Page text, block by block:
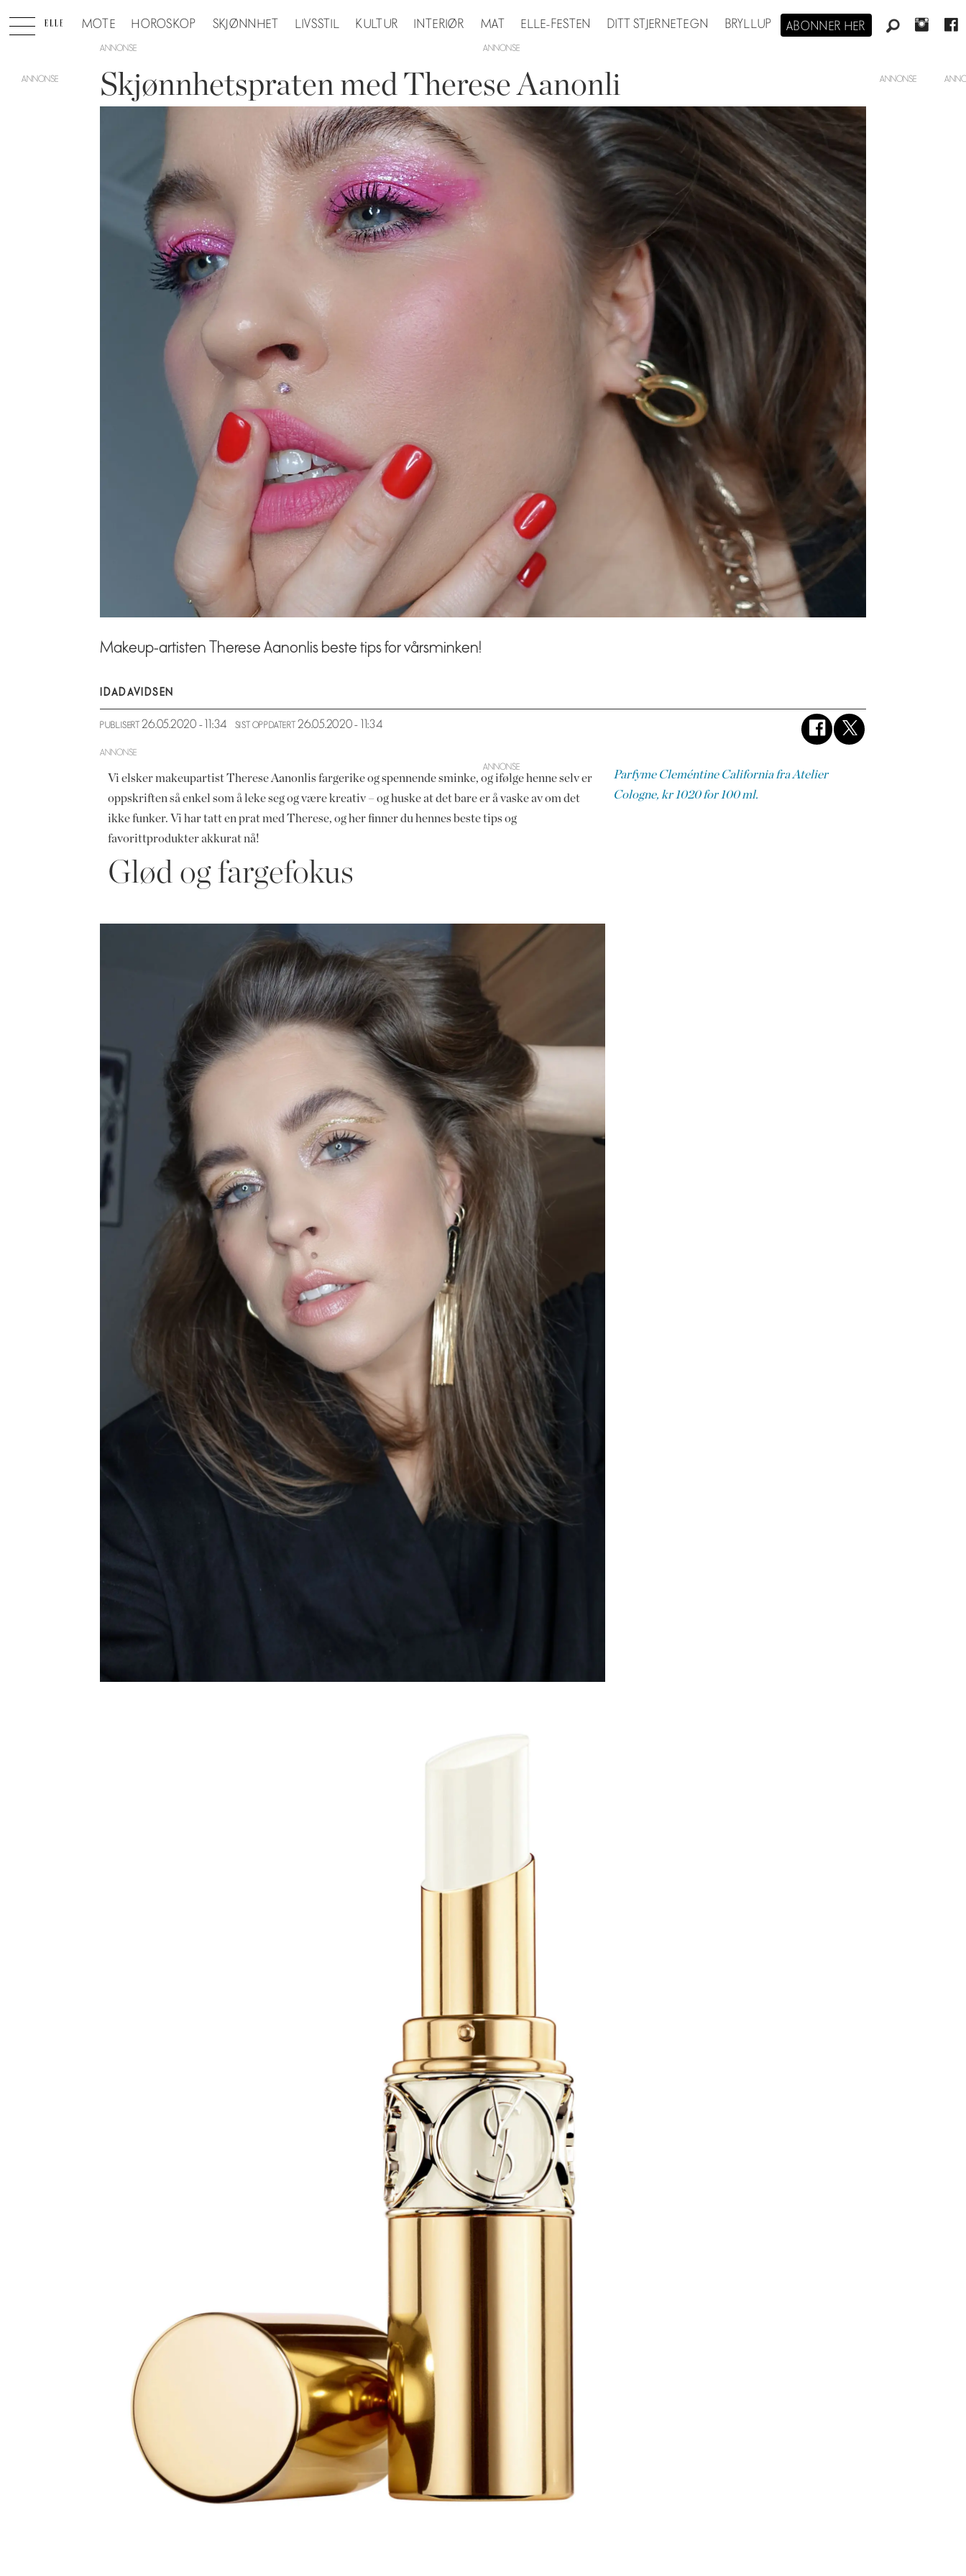
MOTE HOROSKOP SKJØNNHET LIVSSTIL KULTUR INTERIØR MAT ELLE-FESTEN DITT STJERNETEGN BRYLLUP ABONNER HER
ANNONSE
Skjønnhetspraten med Therese Aanonli
Makeup-artisten Therese Aanonlis beste tips for vårsminken!
IDADAVIDSEN
PUBLISERT 26.05.2020 - 11:34 SIST OPPDATERT 26.05.2020 - 11:34
ANNONSE
Vi elsker makeupartist Therese Aanonlis fargerike og spennende sminke, og ifølge henne selv er
oppskriften så enkel som å leke seg og være kreativ – og huske at det bare er å vaske av om det
ikke funker. Vi har tatt en prat med Therese, og her finner du hennes beste tips og
favorittprodukter akkurat nå!
Glød og fargefokus
Parfyme Cleméntine California fra Atelier
Cologne, kr 1020 for 100 ml.
ANNONSE